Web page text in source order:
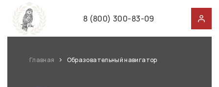
8 (800) 300-83-09
Главная Образовательный навигатор